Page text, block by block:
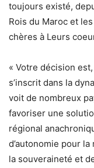
toujours existé,
Rois du Maroc et
chères à Leurs
« Votre décision
s’inscrit dans la
voit de nombreux
favoriser une
régional
d’autonomie pour
la souveraineté et